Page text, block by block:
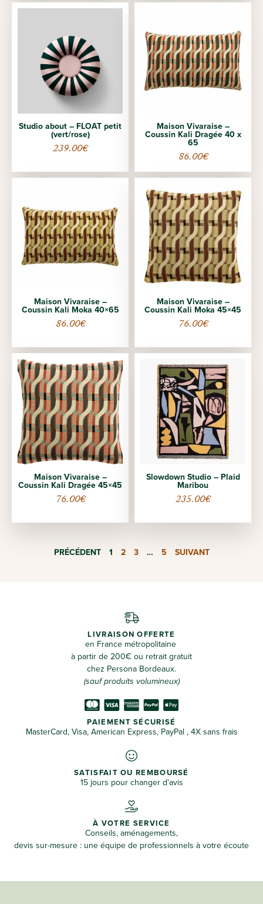
Studio about – FLOAT petit
(vert/rose)
239.00€
Maison Vivaraise –
Coussin Kali Dragée 40 x
65
86.00€
Maison Vivaraise –
Coussin Kali Moka 40×65
86.00€
Maison Vivaraise –
Coussin Kali Moka 45×45
76.00€
Maison Vivaraise –
Coussin Kali Dragée 45×45
76.00€
Slowdown Studio – Plaid
Maribou
235.00€
PRÉCÉDENT 1 2 3 … 5 SUIVANT
LIVRAISON OFFERTE
en France métropolitaine
à partir de 200€ ou retrait gratuit
chez Persona Bordeaux.
(sauf produits volumineux)
PAIEMENT SÉCURISÉ
MasterCard, Visa, American Express, PayPal , 4X sans frais
SATISFAIT OU REMBOURSÉ
15 jours pour changer d’avis
À VOTRE SERVICE
Conseils, aménagements,
devis sur-mesure : une équipe de professionnels à votre écoute